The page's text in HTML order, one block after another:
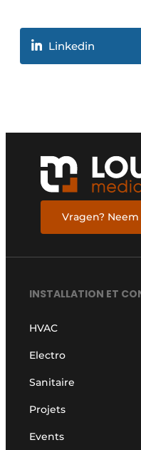
Linkedin
Vragen?
INSTALLATION ET
HVAC
Electro
Sanitaire
Projets
Events